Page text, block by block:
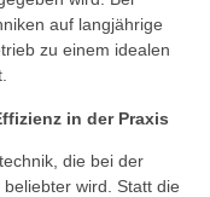
auf langjährige
zu einem idealen
in der Praxis
die bei der
wird. Statt die